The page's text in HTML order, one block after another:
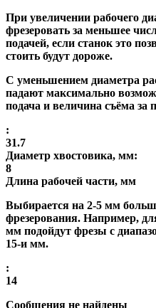
При увеличении рабочего
фрезеровать за меньшее
подачей, если станок это
стоить будут дороже.
С уменьшением диаметра
падают максимально
подача и величина съёма за
:
31.7
Диаметр хвостовика, мм:
8
Длина рабочей части, мм
Выбирается на 2-5 мм
фрезерования. Например,
мм подойдут фрезы с
15-и мм.
:
14
Сообщения не найдены